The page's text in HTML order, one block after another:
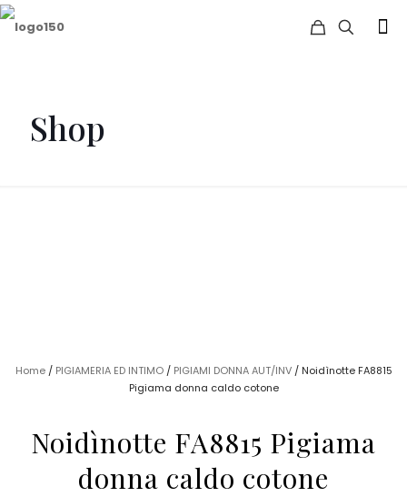
Shop
Home/ PIGIAMERIA ED INTIMO/ PIGIAMI DONNA AUT/INV/ Noidìnotte FA8815
Pigiama donna caldo cotone
Noidìnotte FA8815 Pigiama
donna caldo cotone